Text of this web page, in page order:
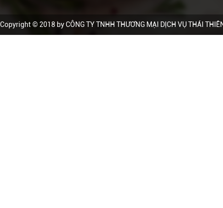
Copyright © 2018 by CÔNG TY TNHH THƯƠNG MẠI DỊCH VỤ THÁI